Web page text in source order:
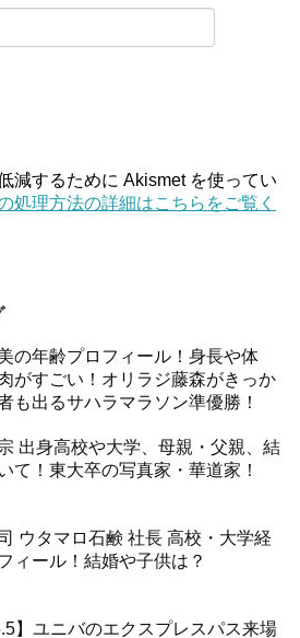
減するために Akismet を使ってい
処理方法の詳細はこちらをご覧く
の年齢プロフィール！身長や体
がすごい！オリラジ藤森がきっか
も出るサハラマラソン準優勝！
出身高校や大学、母親・父親、結
て！東大卒の写真家・華道家！
ウタマロ石鹸 社長 高校・大学経
ィール！結婚や子供は？
】ユニバのエクスプレスパス来場